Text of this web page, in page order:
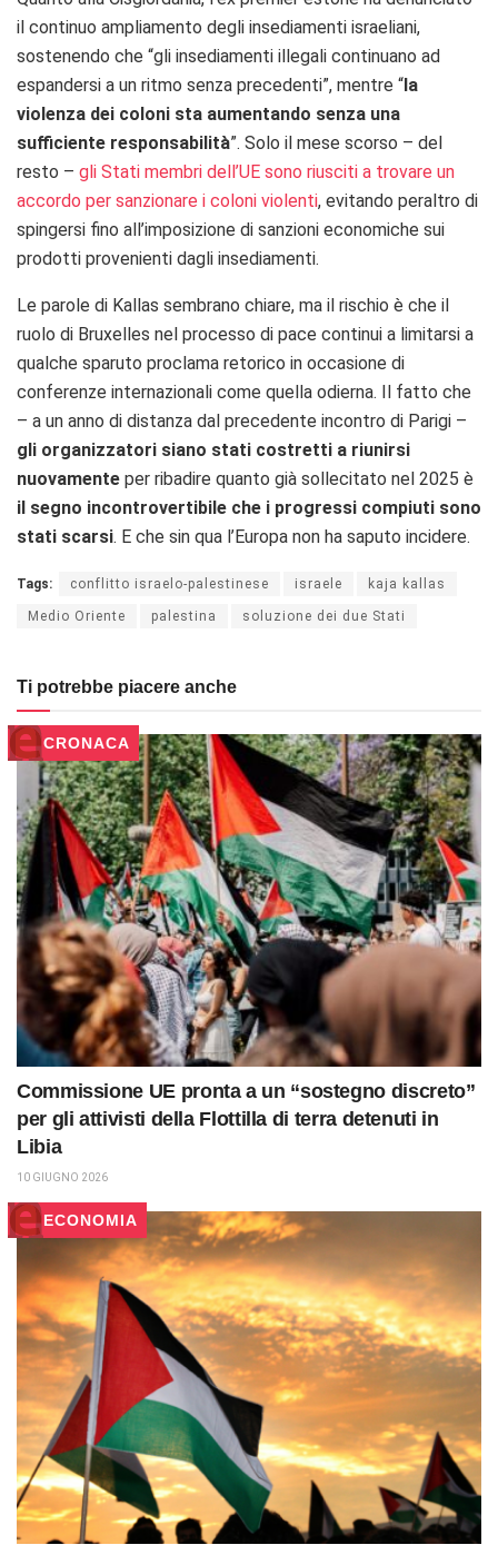
il continuo ampliamento degli insediamenti israeliani,
sostenendo che “gli insediamenti illegali continuano ad
espandersi a un ritmo senza precedenti”, mentre “ la
violenza dei coloni sta aumentando senza una
sufficiente responsabilità”. Solo il mese scorso – del
resto – gli Stati membri dell’UE sono riusciti a trovare un
accordo per sanzionare i coloni violenti, evitando peraltro di
spingersi fino all’imposizione di sanzioni economiche sui
prodotti provenienti dagli insediamenti.
Le parole di Kallas sembrano chiare, ma il rischio è che il
ruolo di Bruxelles nel processo di pace continui a limitarsi a
qualche sparuto proclama retorico in occasione di
conferenze internazionali come quella odierna. Il fatto che
– a un anno di distanza dal precedente incontro di Parigi –
gli organizzatori siano stati costretti a riunirsi
nuovamente per ribadire quanto già sollecitato nel 2025 è
il segno incontrovertibile che i progressi compiuti sono
stati scarsi. E che sin qua l’Europa non ha saputo incidere.
Tags: conflitto israelo-palestinese israele kaja kallas
Medio Oriente palestina soluzione dei due Stati
Ti potrebbe piacere anche
CRONACA
Commissione UE pronta a un “sostegno discreto”
per gli attivisti della Flottilla di terra detenuti in
Libia
10 GIUGNO 2026
ECONOMIA